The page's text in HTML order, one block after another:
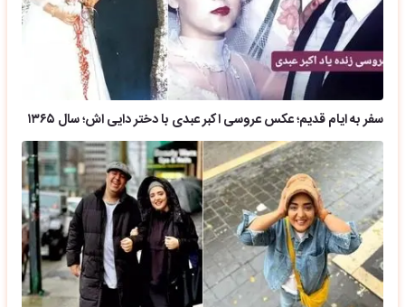
سفر به ایام قدیم؛ عکس عروسی اکبر عبدی با دختر دایی اش؛ سال ۱۳۶۵